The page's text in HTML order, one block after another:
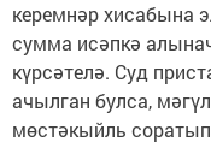
керемнәр хисабына
сумма исәпкә
күрсәтелә. Суд
ачылган булса,
мөстәкыйль